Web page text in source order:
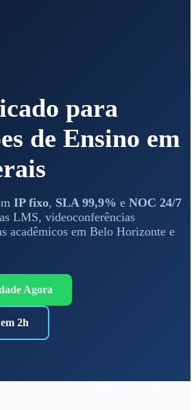
para
de Ensino em
IP fixo, SLA 99,9% e NOC 24/7
LMS, videoconferências
acadêmicos em Belo Horizonte e
Agora
2h